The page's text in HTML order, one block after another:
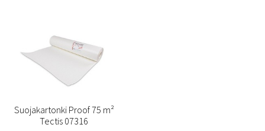
Suojakartonki Proof 75 m²
Tectis 07316